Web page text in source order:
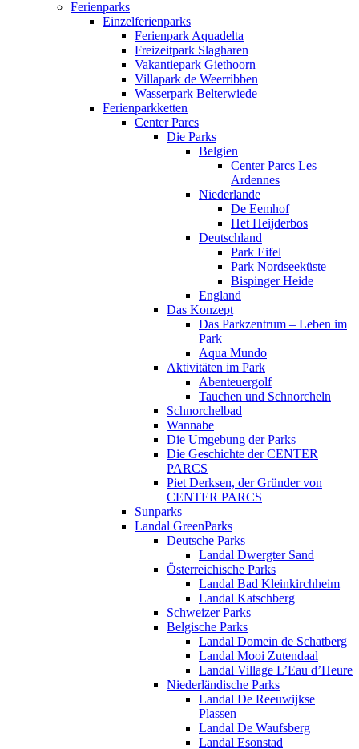
Ferienparks
Einzelferienparks
Ferienpark Aquadelta
Freizeitpark Slagharen
Vakantiepark Giethoorn
Villapark de Weerribben
Wasserpark Belterwiede
Ferienparkketten
Center Parcs
Die Parks
Belgien
Center Parcs Les
Ardennes
Niederlande
De Eemhof
Het Heijderbos
Deutschland
Park Eifel
Park Nordseeküste
Bispinger Heide
England
Das Konzept
Das Parkzentrum – Leben im
Park
Aqua Mundo
Aktivitäten im Park
Abenteuergolf
Tauchen und Schnorcheln
Schnorchelbad
Wannabe
Die Umgebung der Parks
Die Geschichte der CENTER
PARCS
Piet Derksen, der Gründer von
CENTER PARCS
Sunparks
Landal GreenParks
Deutsche Parks
Landal Dwergter Sand
Österreichische Parks
Landal Bad Kleinkirchheim
Landal Katschberg
Schweizer Parks
Belgische Parks
Landal Domein de Schatberg
Landal Mooi Zutendaal
Landal Village L’Eau d’Heure
Niederländische Parks
Landal De Reeuwijkse
Plassen
Landal De Waufsberg
Landal Esonstad